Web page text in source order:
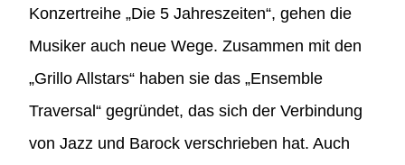
Konzertreihe „Die 5 Jahreszeiten“, gehen die
Musiker auch neue Wege. Zusammen mit den
„Grillo Allstars“ haben sie das „Ensemble
Traversal“ gegründet, das sich der Verbindung
von Jazz und Barock verschrieben hat. Auch